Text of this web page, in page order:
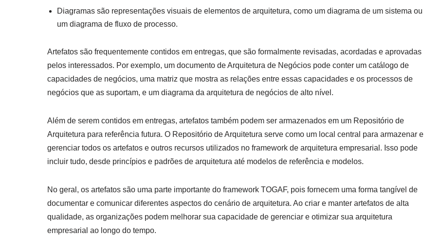
Diagramas são representações visuais de elementos de arquitetura, como um diagrama de um sistema ou
um diagrama de fluxo de processo.
Artefatos são frequentemente contidos em entregas, que são formalmente revisadas, acordadas e aprovadas
pelos interessados. Por exemplo, um documento de Arquitetura de Negócios pode conter um catálogo de
capacidades de negócios, uma matriz que mostra as relações entre essas capacidades e os processos de
negócios que as suportam, e um diagrama da arquitetura de negócios de alto nível.
Além de serem contidos em entregas, artefatos também podem ser armazenados em um Repositório de
Arquitetura para referência futura. O Repositório de Arquitetura serve como um local central para armazenar e
gerenciar todos os artefatos e outros recursos utilizados no framework de arquitetura empresarial. Isso pode
incluir tudo, desde princípios e padrões de arquitetura até modelos de referência e modelos.
No geral, os artefatos são uma parte importante do framework TOGAF, pois fornecem uma forma tangível de
documentar e comunicar diferentes aspectos do cenário de arquitetura. Ao criar e manter artefatos de alta
qualidade, as organizações podem melhorar sua capacidade de gerenciar e otimizar sua arquitetura
empresarial ao longo do tempo.